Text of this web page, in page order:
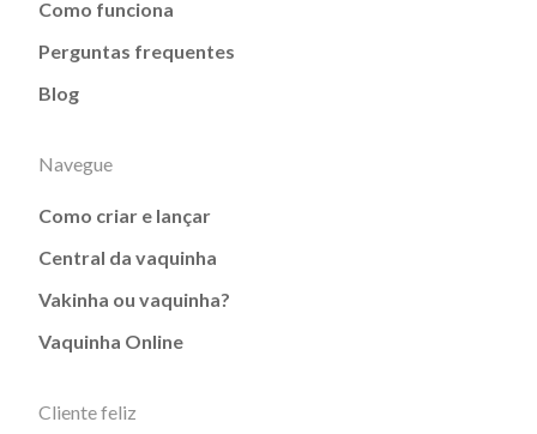
Como funciona
Perguntas frequentes
Blog
Navegue
Como criar e lançar
Central da vaquinha
Vakinha ou vaquinha?
Vaquinha Online
Cliente feliz